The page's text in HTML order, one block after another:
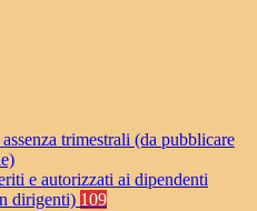
trimestrali (da pubblicare
e autorizzati ai dipendenti
dirigenti) 109